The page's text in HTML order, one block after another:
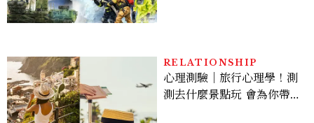
RELATIONSHIP
心理測驗｜旅行心理學！測
測去什麼景點玩 會為你帶來